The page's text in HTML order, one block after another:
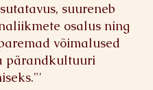
suureneb
osalus ning
võimalused
pärandkultuuri